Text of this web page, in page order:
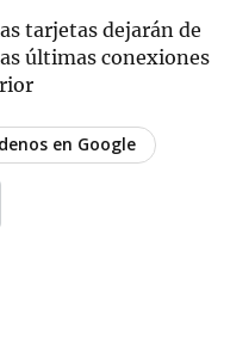
tarjetas dejarán de
últimas conexiones
en Google